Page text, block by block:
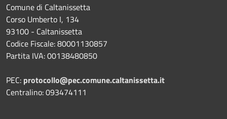
Comune di Caltanissetta
Corso Umberto I, 134
93100 - Caltanissetta
Codice Fiscale: 80001130857
Partita IVA: 00138480850
PEC: protocollo@pec.comune.caltanissetta.it
Centralino: 093474111